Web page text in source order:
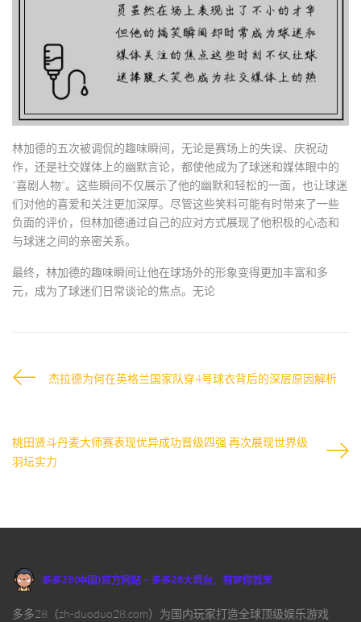
林加德的五次被调侃的趣味瞬间，无论是赛场上的失误、庆祝动
作，还是社交媒体上的幽默言论，都使他成为了球迷和媒体眼中的
“喜剧人物”。这些瞬间不仅展示了他的幽默和轻松的一面，也让球迷
们对他的喜爱和关注更加深厚。尽管这些笑料可能有时带来了一些
负面的评价，但林加德通过自己的应对方式展现了他积极的心态和
与球迷之间的亲密关系。
最终，林加德的趣味瞬间让他在球场外的形象变得更加丰富和多
元，成为了球迷们日常谈论的焦点。无论
杰拉德为何在英格兰国家队穿4号球衣背后的深层原因解析
桃田贤斗丹麦大师赛表现优异成功晋级四强 再次展现世界级
羽坛实力
多多28（zh-duoduo28.com）为国内玩家打造全球顶级娱乐游戏